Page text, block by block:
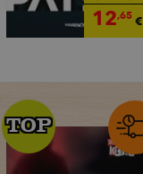
12,65€
TOP
TOP